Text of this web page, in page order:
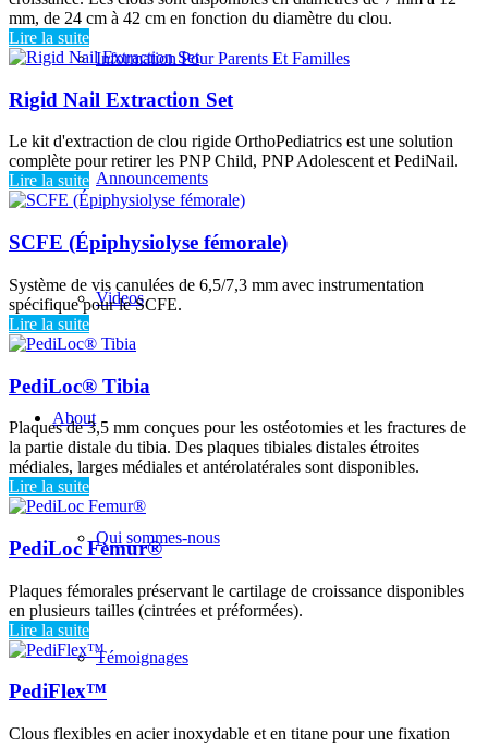
Information Pour Parents Et Familles
Announcements
Videos
About
Qui sommes-nous
Témoignages
mm, de 24 cm à 42 cm en fonction du diamètre du clou.
Lire la suite
Rigid Nail Extraction Set
Le kit d'extraction de clou rigide OrthoPediatrics est une solution
complète pour retirer les PNP Child, PNP Adolescent et PediNail.
Lire la suite
SCFE (Épiphysiolyse fémorale)
Système de vis canulées de 6,5/7,3 mm avec instrumentation
spécifique pour le SCFE.
Lire la suite
PediLoc® Tibia
Plaques de 3,5 mm conçues pour les ostéotomies et les fractures de
la partie distale du tibia. Des plaques tibiales distales étroites
médiales, larges médiales et antérolatérales sont disponibles.
Lire la suite
PediLoc Femur®
Plaques fémorales préservant le cartilage de croissance disponibles
en plusieurs tailles (cintrées et préformées).
Lire la suite
PediFlex™
Clous flexibles en acier inoxydable et en titane pour une fixation